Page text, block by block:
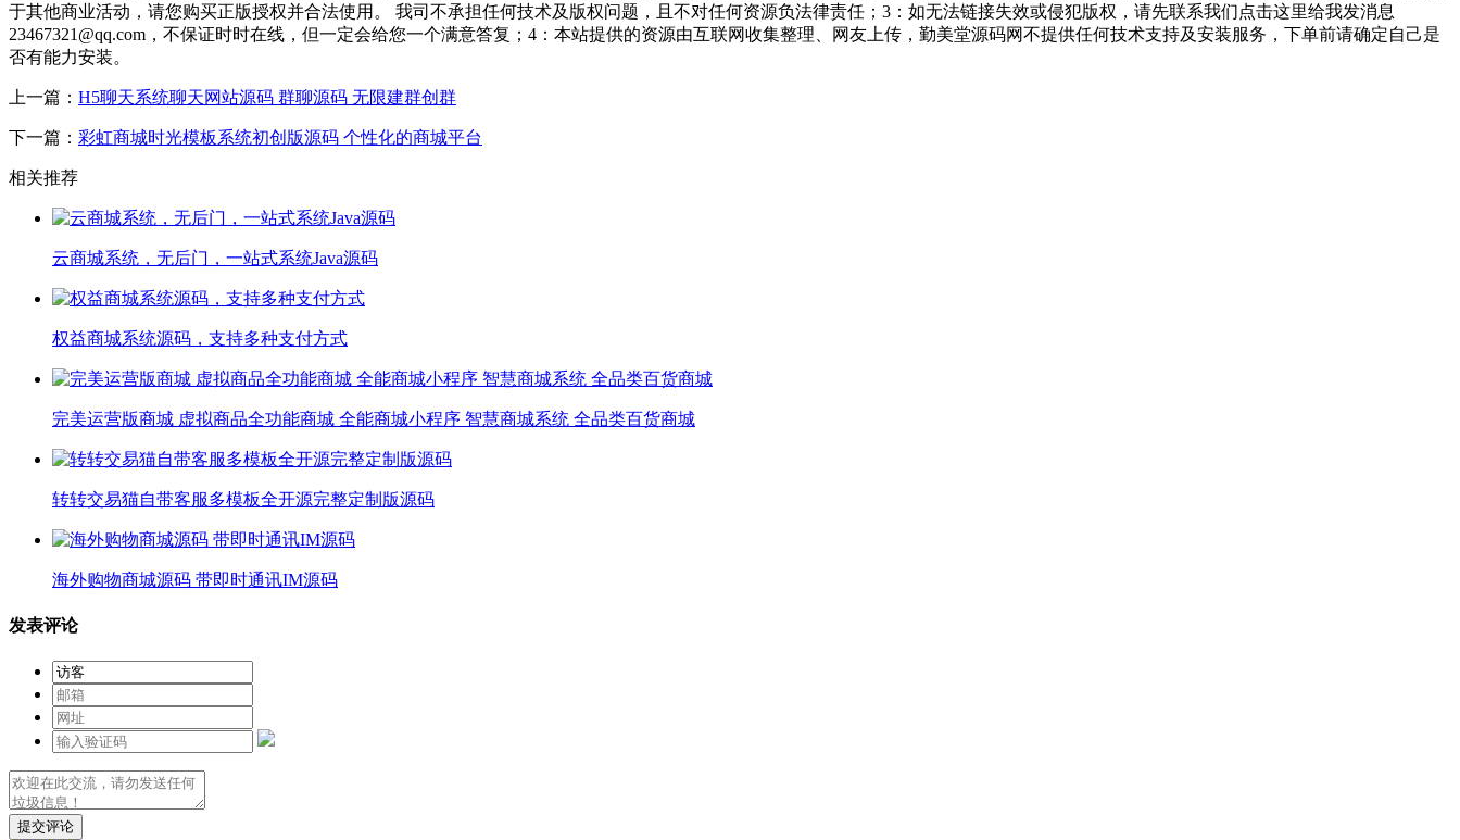
于其他商业活动，请您购买正版授权并合法使用。 我司不承担任何技术及版权问题，且不对任何资源负法律责任；3：如无法链接失效或侵犯版权，请先联系我们点击这里给我发消息
23467321@qq.com，不保证时时在线，但一定会给您一个满意答复；4：本站提供的资源由互联网收集整理、网友上传，勤美堂源码网不提供任何技术支持及安装服务，下单前请确定自己是
否有能力安装。
上一篇： H5聊天系统聊天网站源码 群聊源码 无限建群创群
下一篇： 彩虹商城时光模板系统初创版源码 个性化的商城平台
相关推荐
云商城系统，无后门，一站式系统Java源码
权益商城系统源码，支持多种支付方式
完美运营版商城 虚拟商品全功能商城 全能商城小程序 智慧商城系统 全品类百货商城
转转交易猫自带客服多模板全开源完整定制版源码
海外购物商城源码 带即时通讯IM源码
发表评论
提交评论